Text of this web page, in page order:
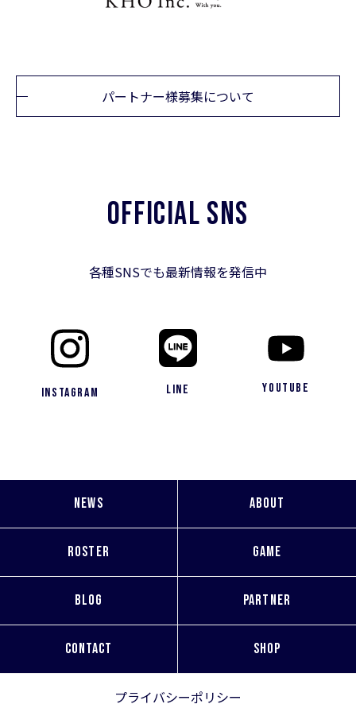
パートナー様募集について
OFFICIAL SNS
各種SNSでも最新情報を発信中
Instagram LINE YouTube
NEWS ABOUT
ROSTER GAME
BLOG PARTNER
CONTACT SHOP
プライバシーポリシー